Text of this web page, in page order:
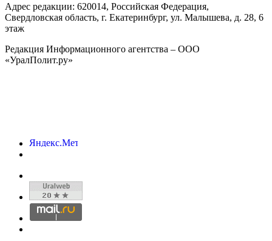
Адрес редакции: 620014, Российская Федерация,
Свердловская область, г. Екатеринбург, ул. Малышева, д. 28, 6
этаж
Редакция Информационного агентства – ООО
«УралПолит.ру»